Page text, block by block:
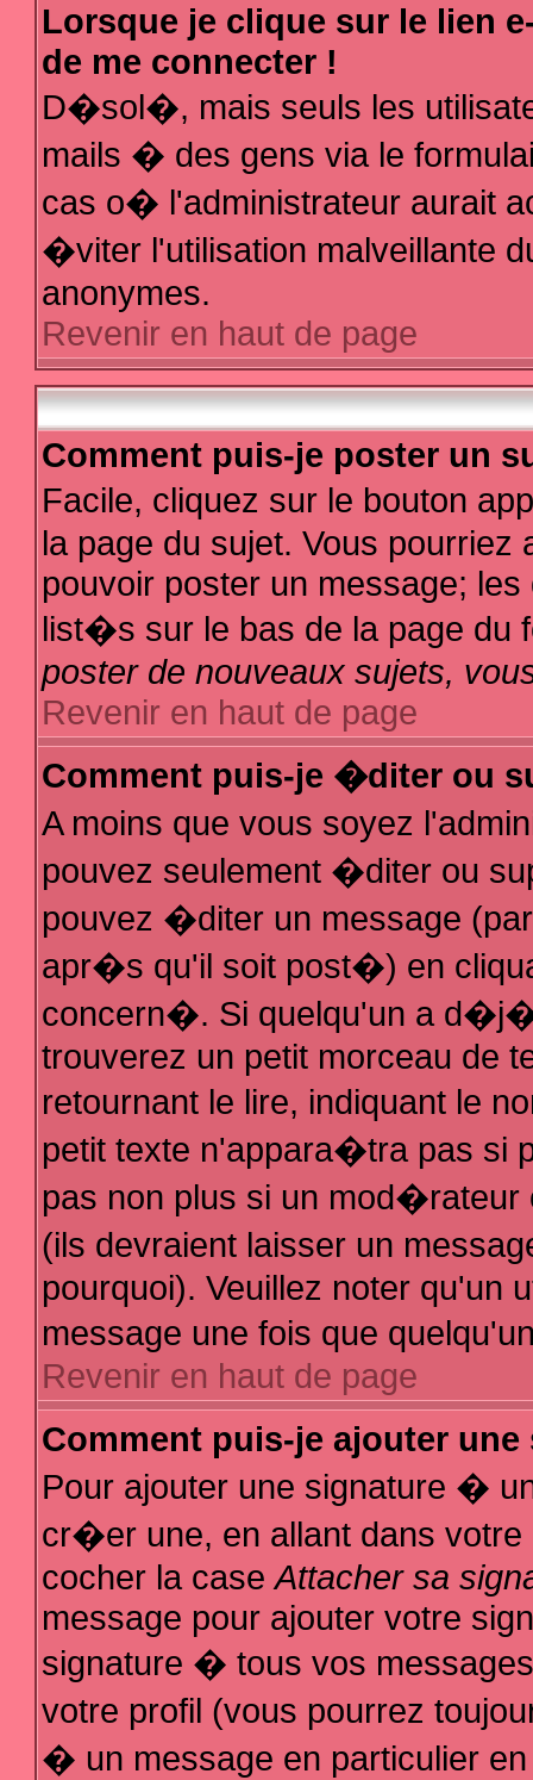
Lorsque je clique sur le lien
de me connecter !
D�sol�, mais seuls les
mails � des gens via le
cas o� l'administrateur aurait
�viter l'utilisation malveillante
anonymes.
Revenir en haut de page
Comment puis-je poster un
Facile, cliquez sur le bouton
la page du sujet. Vous
pouvoir poster un message;
list�s sur le bas de la page du
poster de nouveaux sujets,
Revenir en haut de page
Comment puis-je �diter ou
A moins que vous soyez
pouvez seulement �diter ou
pouvez �diter un message
apr�s qu'il soit post�) en
concern�. Si quelqu'un a
trouverez un petit morceau de
retournant le lire, indiquant le
petit texte n'appara�tra pas si
pas non plus si un
(ils devraient laisser un
pourquoi). Veuillez noter qu'un
message une fois que
Revenir en haut de page
Comment puis-je ajouter
Pour ajouter une signature �
cr�er une, en allant dans
cocher la caseAttacher sa
message pour ajouter votre
signature � tous vos
votre profil (vous pourrez
� un message en particulier